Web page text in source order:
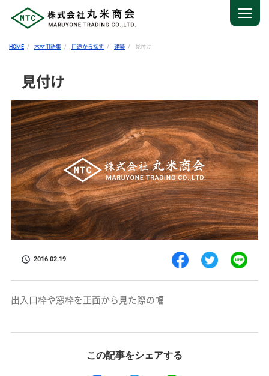
HOME 木材用語集 用途から探す 建築 見付け
見付け
2016.02.19
出入口枠や窓枠を正面から見た際の幅
この記事をシェアする